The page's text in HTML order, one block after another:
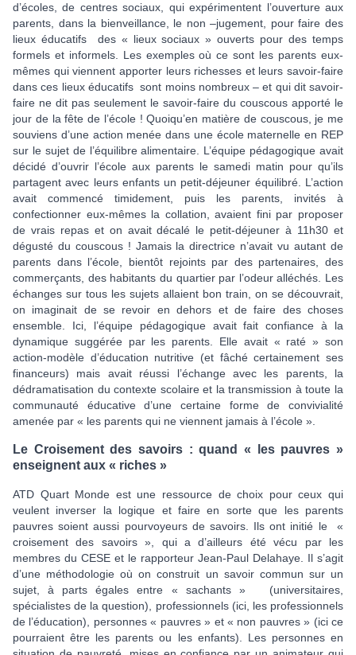
d’écoles, de centres sociaux, qui expérimentent l’ouverture aux
parents, dans la bienveillance, le non –jugement, pour faire des
lieux éducatifs des « lieux sociaux » ouverts pour des temps
formels et informels. Les exemples où ce sont les parents eux-
mêmes qui viennent apporter leurs richesses et leurs savoir-faire
dans ces lieux éducatifs sont moins nombreux – et qui dit savoir-
faire ne dit pas seulement le savoir-faire du couscous apporté le
jour de la fête de l’école ! Quoiqu’en matière de couscous, je me
souviens d’une action menée dans une école maternelle en REP
sur le sujet de l’équilibre alimentaire. L’équipe pédagogique avait
décidé d’ouvrir l’école aux parents le samedi matin pour qu’ils
partagent avec leurs enfants un petit-déjeuner équilibré. L’action
avait commencé timidement, puis les parents, invités à
confectionner eux-mêmes la collation, avaient fini par proposer
de vrais repas et on avait décalé le petit-déjeuner à 11h30 et
dégusté du couscous ! Jamais la directrice n’avait vu autant de
parents dans l’école, bientôt rejoints par des partenaires, des
commerçants, des habitants du quartier par l’odeur alléchés. Les
échanges sur tous les sujets allaient bon train, on se découvrait,
on imaginait de se revoir en dehors et de faire des choses
ensemble. Ici, l’équipe pédagogique avait fait confiance à la
dynamique suggérée par les parents. Elle avait « raté » son
action-modèle d’éducation nutritive (et fâché certainement ses
financeurs) mais avait réussi l’échange avec les parents, la
dédramatisation du contexte scolaire et la transmission à toute la
communauté éducative d’une certaine forme de convivialité
amenée par « les parents qui ne viennent jamais à l’école ».
Le Croisement des savoirs : quand « les pauvres »
enseignent aux « riches »
ATD Quart Monde est une ressource de choix pour ceux qui
veulent inverser la logique et faire en sorte que les parents
pauvres soient aussi pourvoyeurs de savoirs. Ils ont initié le «
croisement des savoirs », qui a d’ailleurs été vécu par les
membres du CESE et le rapporteur Jean-Paul Delahaye. Il s’agit
d’une méthodologie où on construit un savoir commun sur un
sujet, à parts égales entre « sachants » (universitaires,
spécialistes de la question), professionnels (ici, les professionnels
de l’éducation), personnes « pauvres » et « non pauvres » (ici ce
pourraient être les parents ou les enfants). Les personnes en